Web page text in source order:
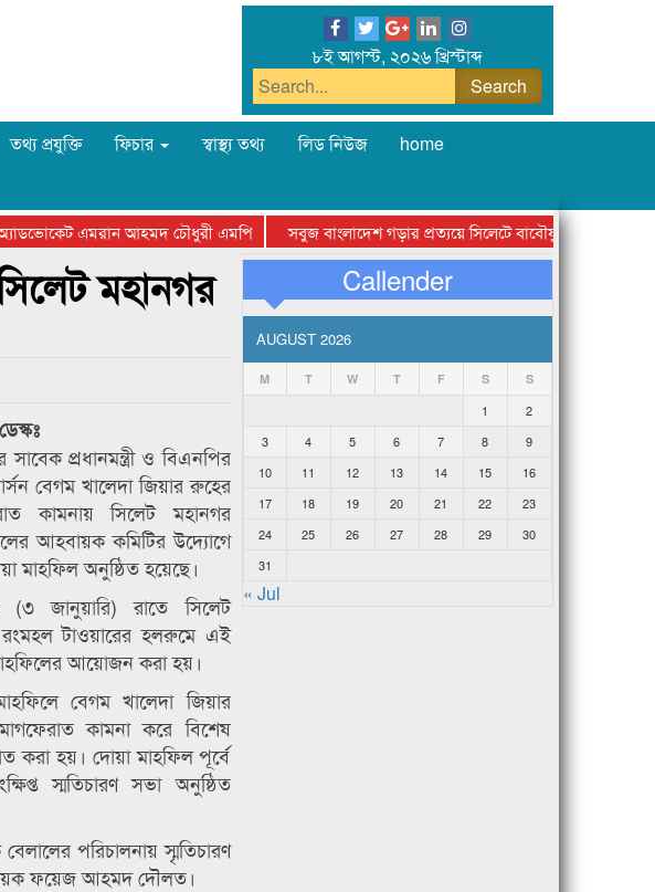
৮ই আগস্ট, ২০২৬ খ্রিস্টাব্দ
তথ্য প্রযুক্তি ফিচার স্বাস্থ্য তথ্য লিড নিউজ
home
এমরান আহমদ চৌধুরী এমপি সবুজ বাংলাদেশ গড়ার প্রত্যয়ে সিলেটে বাবৌযুপ’র দ্বিতীয় পর্যায়ে
মহানগর
সাবেক প্রধানমন্ত্রী ও বিএনপির
বেগম খালেদা জিয়ার রুহের
কামনায় সিলেট মহানগর
আহবায়ক কমিটির উদ্যোগে
মাহফিল অনুষ্ঠিত হয়েছে।
(৩ জানুয়ারি) রাতে সিলেট
টাওয়ারের হলরুমে এই
আয়োজন করা হয়।
বেগম খালেদা জিয়ার
কামনা করে বিশেষ
করা হয়। দোয়া মাহফিল পূর্বে
স্মতিচারণ সভা অনুষ্ঠিত
পরিচালনায় স্মৃতিচারণ
ফয়েজ আহমদ দৌলত।
Callender
AUGUST 2026
M T W T F S S
1
2
3
4 5 6 7 8
9
10
11 12 13 14 15
16
17
18 19 20 21 22
23
24
25 26 27 28 29
30
31
« Jul